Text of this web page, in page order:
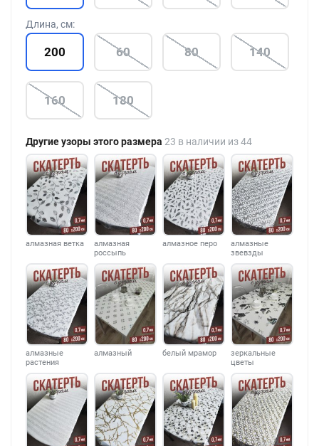
Длина, см:
200 60 80 140
160 180
Другие узоры этого размера 23 в наличии из 44
алмазная ветка
алмазная
россыпь
алмазное перо
алмазные
звевзды
алмазные
растения
алмазный белый мрамор
зеркальные
цветы